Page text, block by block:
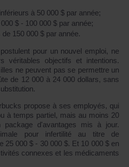
à 50 000 $ par année;
$ - 100 000 $ par année;
150 000 $ par année.
pour un nouvel emploi, ne
véritables objectifs et intentions.
ne peuvent pas se permettre un
de 12 000 à 24 000 dollars, sans
propose à ses employés, qui
à temps partiel, mais au moins 20
package d'avantages mis à jour.
pour infertilité au titre de
25 000 $ - 30 000 $. Et 10 000 $ en
connexes et les médicaments